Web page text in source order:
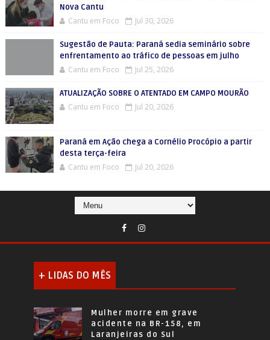
Nova Cantu
Cantu em Foco Jul 30, 2026
Sugestão de Pauta: Paraná sedia seminário sobre
enfrentamento ao tráfico de pessoas em julho
Cantu em Foco Jul 25, 2026
ATUALIZAÇÃO SOBRE O ATENTADO EM CAMPO MOURÃO
Cantu em Foco Jul 20, 2026
Paraná em Ação chega a Cornélio Procópio a partir
desta terça-feira
Cantu em Foco Jul 20, 2026
+ LIDAS DO MÊS
Mulher morre em grave
acidente na BR-158, em
Laranjeiras do Sul